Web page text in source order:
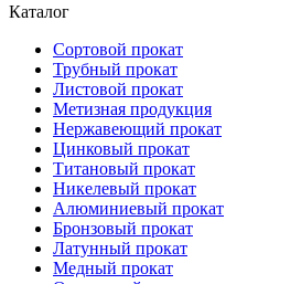
Каталог
Сортовой прокат
Трубный прокат
Листовой прокат
Метизная продукция
Нержавеющий прокат
Цинковый прокат
Титановый прокат
Никелевый прокат
Алюминиевый прокат
Бронзовый прокат
Латунный прокат
Медный прокат